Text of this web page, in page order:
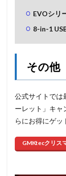
EVOシリ
8-in-1
その他
公式サイトでは
ーレット」キャ
らにお得にゲッ
GMKtecクリス